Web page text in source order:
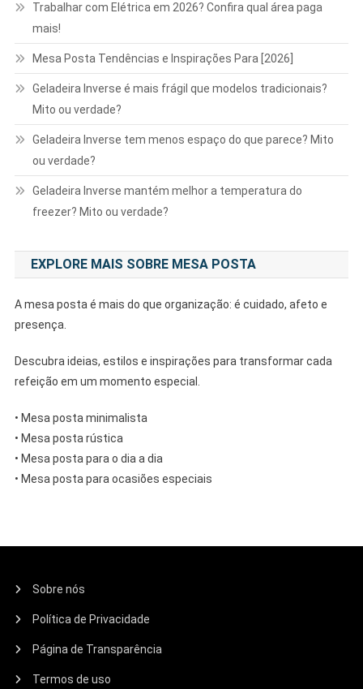
Trabalhar com Elétrica em 2026? Confira qual área paga
mais!
Mesa Posta Tendências e Inspirações Para [2026]
Geladeira Inverse é mais frágil que modelos tradicionais?
Mito ou verdade?
Geladeira Inverse tem menos espaço do que parece? Mito
ou verdade?
Geladeira Inverse mantém melhor a temperatura do
freezer? Mito ou verdade?
EXPLORE MAIS SOBRE MESA POSTA
A mesa posta é mais do que organização: é cuidado, afeto e
presença.
Descubra ideias, estilos e inspirações para transformar cada
refeição em um momento especial.
• Mesa posta minimalista
• Mesa posta rústica
• Mesa posta para o dia a dia
• Mesa posta para ocasiões especiais
Sobre nós
Política de Privacidade
Página de Transparência
Termos de uso